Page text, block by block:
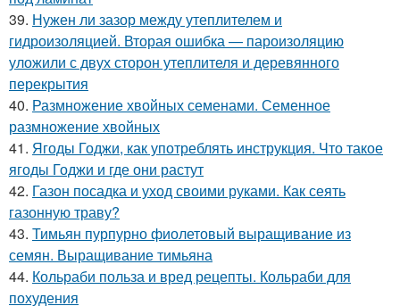
39. Нужен ли зазор между утеплителем и
гидроизоляцией. Вторая ошибка — пароизоляцию
уложили с двух сторон утеплителя и деревянного
перекрытия
40. Размножение хвойных семенами. Семенное
размножение хвойных
41. Ягоды Годжи, как употреблять инструкция. Что такое
ягоды Годжи и где они растут
42. Газон посадка и уход своими руками. Как сеять
газонную траву?
43. Тимьян пурпурно фиолетовый выращивание из
семян. Выращивание тимьяна
44. Кольраби польза и вред рецепты. Кольраби для
похудения